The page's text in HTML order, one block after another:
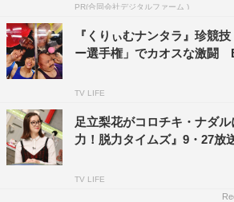
PR(合同会社デジタルファーム )
『くりぃむナンタラ』珍競
ー選手権」でカオスな激闘
TV LIFE
足立梨花がコロチキ・ナダ
力！脱力タイムズ』9・27放
TV LIFE